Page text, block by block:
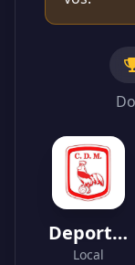
Deportivo Moron
Local